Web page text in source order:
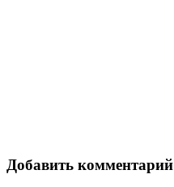
Добавить комментарий